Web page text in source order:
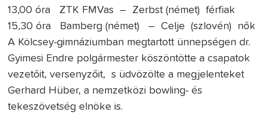
13,00 óra ZTK FMVas – Zerbst (német) férfiak
15,30 óra Bamberg (német) – Celje (szlovén) nők
A Kölcsey-gimnáziumban megtartott ünnepségen dr.
Gyimesi Endre polgármester köszöntötte a csapatok
vezetőit, versenyzőit, s üdvözölte a megjelenteket
Gerhard Hüber, a nemzetközi bowling- és
tekeszövetség elnöke is.